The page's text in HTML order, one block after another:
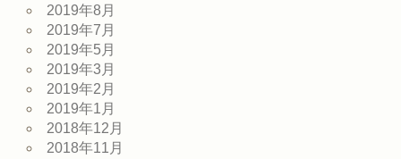
2019年8月
2019年7月
2019年5月
2019年3月
2019年2月
2019年1月
2018年12月
2018年11月